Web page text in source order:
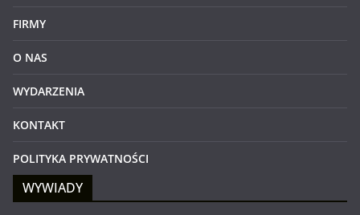
FIRMY
O NAS
WYDARZENIA
KONTAKT
POLITYKA PRYWATNOŚCI
WYWIADY